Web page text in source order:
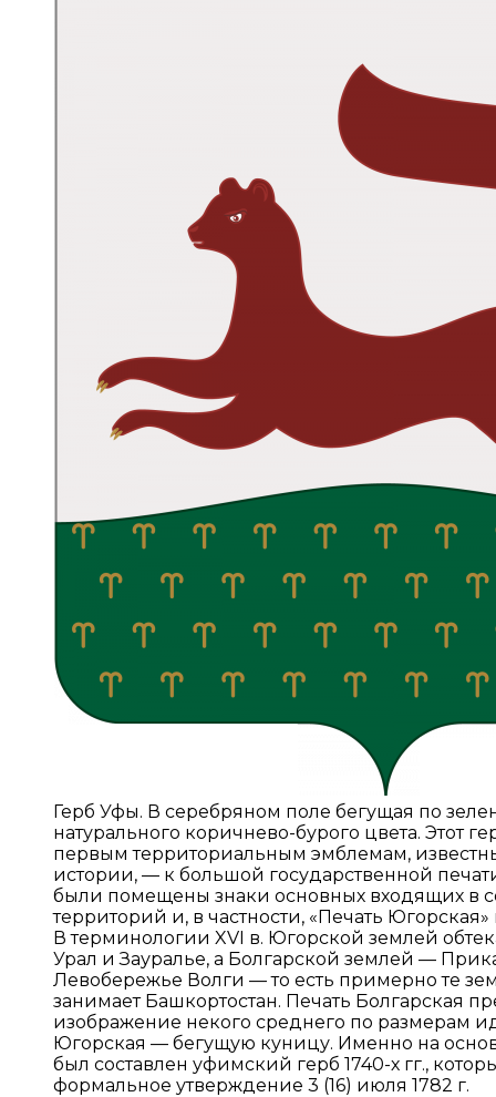
Герб Уфы. В серебряном поле бегущая по
натурального коричнево-бурого цвета. Этот
первым территориальным эмблемам,
истории, — к большой государственной
были помещены знаки основных входящих в
территорий и, в частности, «Печать Югорская»
В терминологии XVI в. Югорской землей
Урал и Зауралье, а Болгарской землей —
Левобережье Волги — то есть примерно те
занимает Башкортостан. Печать Болгарская
изображение некого среднего по размерам
Югорская — бегущую куницу. Именно на
был составлен уфимский герб 1740-х гг.,
формальное утверждение 3 (16) июля 1782 г.